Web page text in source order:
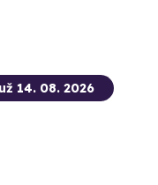
14. 08. 2026